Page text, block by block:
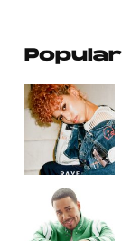
Popular